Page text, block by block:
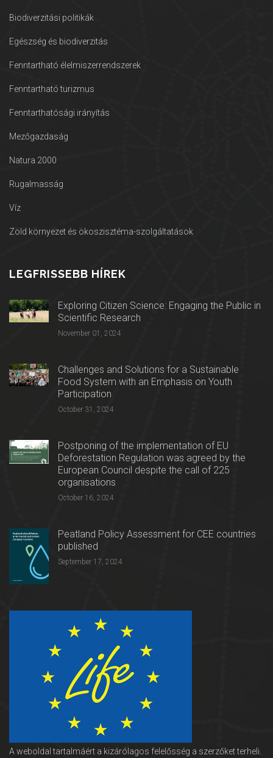
Biodiverzitási politikák
Egészség és biodiverzitás
Fenntartható élelmiszerrendszerek
Fenntartható turizmus
Fenntarthatósági irányítás
Mezőgazdaság
Natura 2000
Rugalmasság
Víz
Zöld környezet és ökoszisztéma-szolgáltatások
LEGFRISSEBB HÍREK
Exploring Citizen Science: Engaging the Public in
Scientific Research
November 01, 2024
Challenges and Solutions for a Sustainable
Food System with an Emphasis on Youth
Participation
October 31, 2024
Postponing of the implementation of EU
Deforestation Regulation was agreed by the
European Council despite the call of 225
organisations
October 16, 2024
Peatland Policy Assessment for CEE countries
published
September 17, 2024
A weboldal tartalmáért a kizárólagos felelősség a szerzőket terheli.